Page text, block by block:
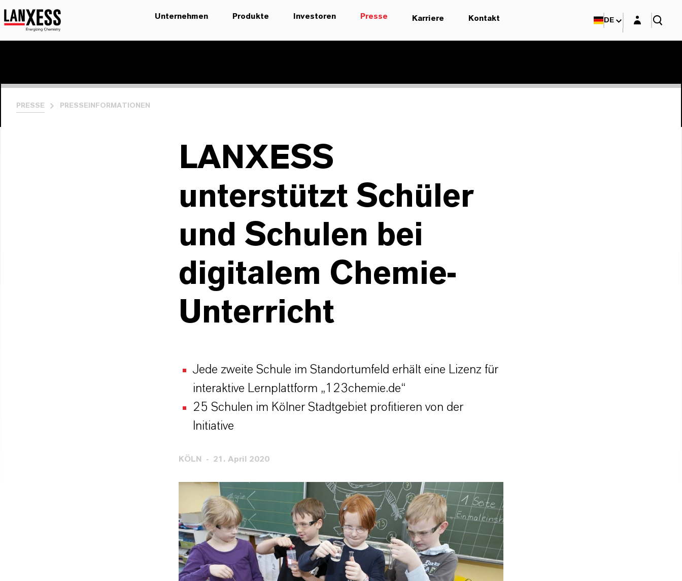
Unternehmen Produkte Investoren Presse Karriere Kontakt DE Login-Maske
PRESSE PRESSEINFORMATIONEN
LANXESS
unterstützt Schüler
und Schulen bei
digitalem Chemie-
Unterricht
Jede zweite Schule im Standortumfeld erhält eine Lizenz für
interaktive Lernplattform „123chemie.de“
25 Schulen im Kölner Stadtgebiet profitieren von der
Initiative
KÖLN 21. April 2020